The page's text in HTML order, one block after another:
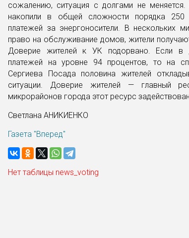
сожалению, ситуация с долгами не
накопили в общей сложности порядка 250
платежей за энергоносители. В нескольких
право на обслуживание домов, жители
Доверие жителей к УК подорвано. Если в
платежей на уровне 94 процентов, то на
Сергиева Посада половина жителей
ситуации. Доверие жителей — главный
микрорайонов города этот ресурс
Светлана АНИКИЕНКО
Газета "Вперед"
Нет таблицы news_voting